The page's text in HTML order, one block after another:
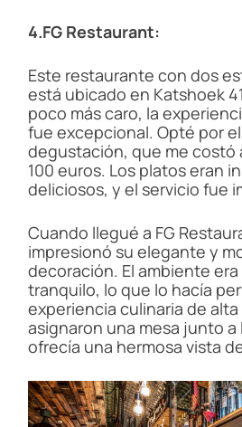
4.FG Restaurant:
Este restaurante con dos
está ubicado en Katshoek
poco más caro, la
fue excepcional. Opté por
degustación, que me costó
100 euros. Los platos eran
deliciosos, y el servicio fue
Cuando llegué a FG
impresionó su elegante y
decoración. El ambiente
tranquilo, lo que lo hacía
experiencia culinaria de alta
asignaron una mesa junto
ofrecía una hermosa vista